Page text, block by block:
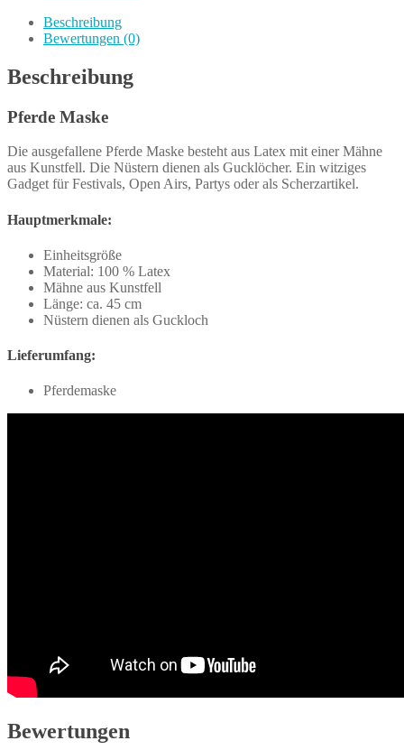
Beschreibung
Bewertungen (0)
Beschreibung
Pferde Maske
Die ausgefallene Pferde Maske besteht aus Latex mit einer Mähne
aus Kunstfell. Die Nüstern dienen als Gucklöcher. Ein witziges
Gadget für Festivals, Open Airs, Partys oder als Scherzartikel.
Hauptmerkmale:
Einheitsgröße
Material: 100 % Latex
Mähne aus Kunstfell
Länge: ca. 45 cm
Nüstern dienen als Guckloch
Lieferumfang:
Pferdemaske
Bewertungen